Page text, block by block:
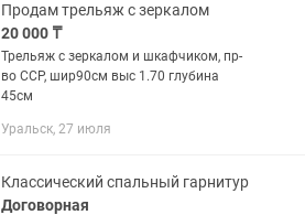
Продам трельяж с зеркалом
20 000 ₸
Трельяж с зеркалом и шкафчиком, пр-
во ССР, шир90см выс 1.70 глубина
45см
Уральск, 27 июля
Классический спальный гарнитур
Договорная